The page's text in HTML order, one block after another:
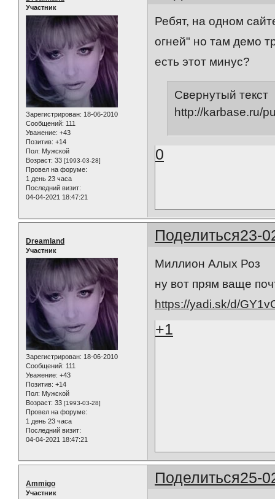
Участник
Зарегистрирован: 18-06-2010
Сообщений: 111
Уважение: +43
Позитив: +14
Пол: Мужской
Возраст: 33 [1993-03-28]
Провел на форуме:
1 день 23 часа
Последний визит:
04-04-2021 18:47:21
Ребят, на одном
огней" но там демо
есть этот минус?
Свернутый текст
http://karbase.ru/
0
Поделиться23-
Dreamland
Участник
Зарегистрирован: 18-06-2010
Сообщений: 111
Уважение: +43
Позитив: +14
Пол: Мужской
Возраст: 33 [1993-03-28]
Провел на форуме:
1 день 23 часа
Последний визит:
04-04-2021 18:47:21
Миллион Алых Роз
ну вот прям ваще
https://yadi.sk/d/
+1
Поделиться25-
Ammigo
Участник